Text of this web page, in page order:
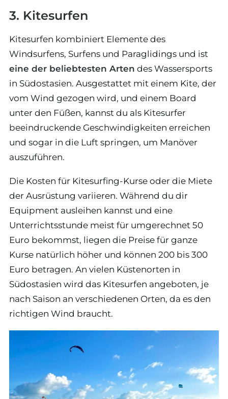
3. Kitesurfen
Kitesurfen kombiniert Elemente des
Windsurfens, Surfens und Paraglidings und ist
eine der beliebtesten Arten des Wassersports
in Südostasien. Ausgestattet mit einem Kite, der
vom Wind gezogen wird, und einem Board
unter den Füßen, kannst du als Kitesurfer
beeindruckende Geschwindigkeiten erreichen
und sogar in die Luft springen, um Manöver
auszuführen.
Die Kosten für Kitesurfing-Kurse oder die Miete
der Ausrüstung variieren. Während du dir
Equipment ausleihen kannst und eine
Unterrichtsstunde meist für umgerechnet 50
Euro bekommst, liegen die Preise für ganze
Kurse natürlich höher und können 200 bis 300
Euro betragen. An vielen Küstenorten in
Südostasien wird das Kitesurfen angeboten, je
nach Saison an verschiedenen Orten, da es den
richtigen Wind braucht.